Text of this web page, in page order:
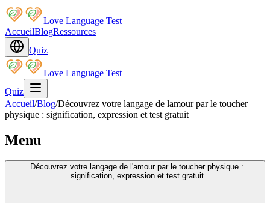
Love Language Test
AccueilBlogRessources
Quiz
Love Language Test
Quiz
Accueil/Blog/Découvrez votre langage de lamour par le toucher
physique : signification, expression et test gratuit
Menu
Découvrez votre langage de l'amour par le toucher physique :
signification, expression et test gratuit